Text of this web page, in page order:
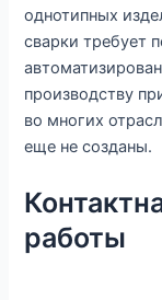
однотипных
сварки требует
производству
во многих
еще не созданы.
работы